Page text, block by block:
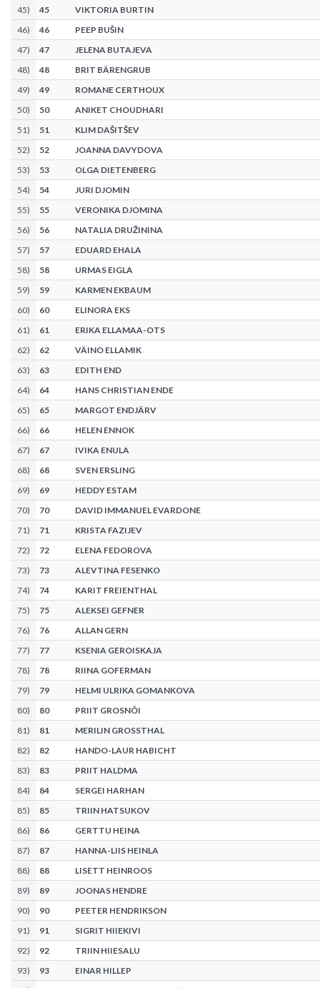
45) 45
VIKTORIA BURTIN
46) 46
PEEP BUŠIN
47) 47
JELENA BUTAJEVA
48) 48
BRIT BÄRENGRUB
49) 49
ROMANE CERTHOUX
50) 50
ANIKET CHOUDHARI
51) 51
KLIM DAŠITŠEV
52) 52
JOANNA DAVYDOVA
53) 53
OLGA DIETENBERG
54) 54
JURI DJOMIN
55) 55
VERONIKA DJOMINA
56) 56
NATALIA DRUŽININA
57) 57
EDUARD EHALA
58) 58
URMAS EIGLA
59) 59
KARMEN EKBAUM
60) 60
ELINORA EKS
61) 61
ERIKA ELLAMAA-OTS
62) 62
VÄINO ELLAMIK
63) 63
EDITH END
64) 64
HANS CHRISTIAN ENDE
65) 65
MARGOT ENDJÄRV
66) 66
HELEN ENNOK
67) 67
IVIKA ENULA
68) 68
SVEN ERSLING
69) 69
HEDDY ESTAM
70) 70
DAVID IMMANUEL EVARDONE
71) 71
KRISTA FAZIJEV
72) 72
ELENA FEDOROVA
73) 73
ALEVTINA FESENKO
74) 74
KARIT FREIENTHAL
75) 75
ALEKSEI GEFNER
76) 76
ALLAN GERN
77) 77
KSENIA GEROISKAJA
78) 78
RIINA GOFERMAN
79) 79
HELMI ULRIKA GOMANKOVA
80) 80
PRIIT GROSNÕI
81) 81
MERILIN GROSSTHAL
82) 82
HANDO-LAUR HABICHT
83) 83
PRIIT HALDMA
84) 84
SERGEI HARHAN
85) 85
TRIIN HATSUKOV
86) 86
GERTTU HEINA
87) 87
HANNA-LIIS HEINLA
88) 88
LISETT HEINROOS
89) 89
JOONAS HENDRE
90) 90
PEETER HENDRIKSON
91) 91
SIGRIT HIIEKIVI
92) 92
TRIIN HIIESALU
93) 93
EINAR HILLEP